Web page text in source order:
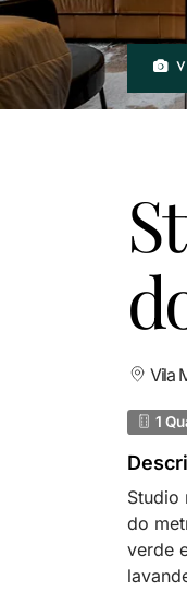
Vila
1
Studio
do
verde